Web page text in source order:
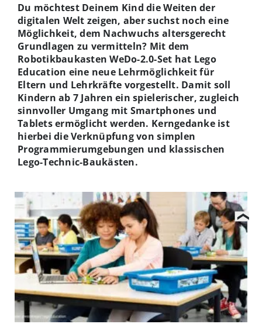
Du möchtest Deinem Kind die Weiten der
digitalen Welt zeigen, aber suchst noch eine
Möglichkeit, dem Nachwuchs altersgerecht
Grundlagen zu vermitteln? Mit dem
Robotikbaukasten WeDo-2.0-Set hat Lego
Education eine neue Lehrmöglichkeit für
Eltern und Lehrkräfte vorgestellt. Damit soll
Kindern ab 7 Jahren ein spielerischer, zugleich
sinnvoller Umgang mit Smartphones und
Tablets ermöglicht werden. Kerngedanke ist
hierbei die Verknüpfung von simplen
Programmierumgebungen und klassischen
Lego-Technic-Baukästen.